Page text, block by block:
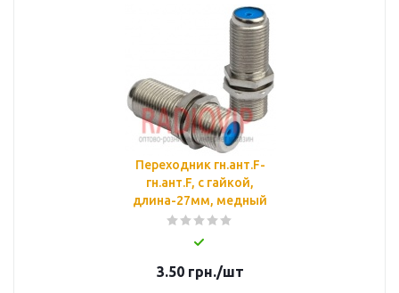
Переходник гн.ант.F-
гн.ант.F, с гайкой,
длина-27мм, медный
3.50грн./шт